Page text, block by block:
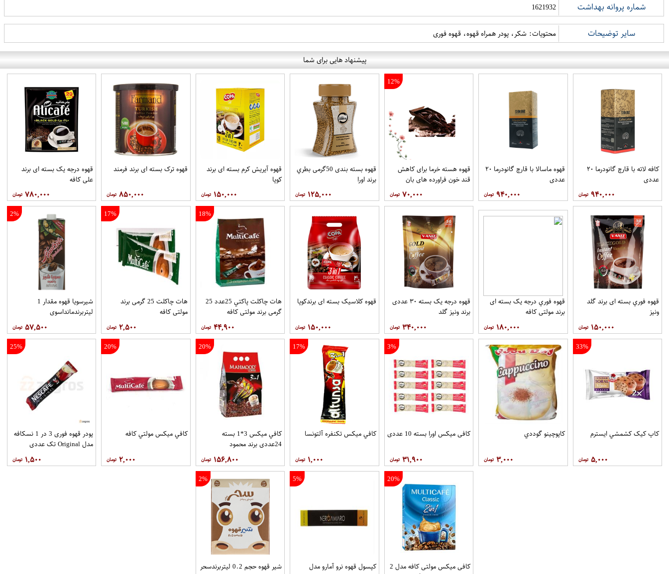
شماره پروانه بهداشت 1621932
سایر توضیحات محتویات: شکر، پودر همراه قهوه، قهوه فوری
پیشنهاد هایی برای شما
کافه لاته با قارچ گانودرما ۲۰
عددی
۹۴۰,۰۰۰
قهوه ماسالا با قارچ گانودرما ۲۰
عددی
۹۴۰,۰۰۰
12%
قهوه هسته خرما برای کاهش
قند خون فراورده های بان
۷۰,۰۰۰
قهوه بسته بندی 50گرمی بطري
برند اورا
۱۲۵,۰۰۰
قهوه آيريش کرم بسته ای برند
کوپا
۱۵۰,۰۰۰
قهوه ترک بسته ای برند فرمند
۸۵۰,۰۰۰
قهوه درجه یک بسته ای برند
علي کافه
۷۸۰,۰۰۰
قهوه فوري بسته ای برند گلد
ونيز
۱۵۰,۰۰۰
قهوه فوري درجه یک بسته ای
برند مولتي کافه
۱۸۰,۰۰۰
قهوه درجه یک بسته ۳۰ عددی
برند ونيز گلد
۳۴۰,۰۰۰
قهوه کلاسيک بسته ای برندکوپا
۱۵۰,۰۰۰
18%
هات چاکلت پاکتي 25عدد 25
گرمی برند مولتي کافه
۴۴,۹۰۰
17%
هات چاکلت 25 گرمی برند
مولتي کافه
۲,۵۰۰
2%
شیرسویا قهوه مقدار 1
لیتربرندمانداسوی
۵۷,۵۰۰
33%
کاپ کيک کشمشي ايسترم
۵,۰۰۰
کاپوچينو گوددي
۳,۰۰۰
3%
کافی میکس اورا بسته 10 عددی
۳۱,۹۰۰
17%
کافي ميکس تکنفره آلتونسا
۱,۰۰۰
20%
کافي ميکس 3*1 بسته
24عددی برند محمود
۱۵۶,۸۰۰
20%
کافي ميکس مولتي کافه
۲,۰۰۰
25%
پودر قهوه فوری 3 در 1 نسکافه
مدل Original تک عددی
۱,۵۰۰
20%
کافی میکس مولتی کافه مدل 2
5%
کپسول قهوه نرو آمارو مدل
2%
شیر قهوه حجم 0.2 لیتربرندسحر